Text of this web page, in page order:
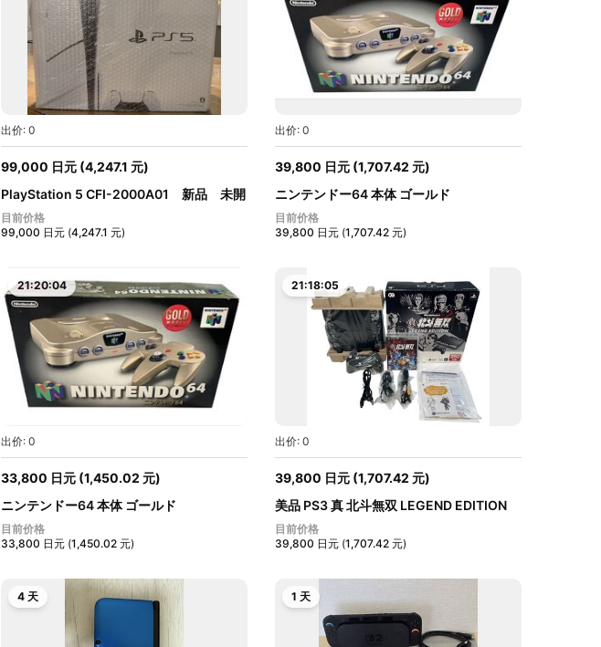
出价: 0
99,000 日元 (4,247.1 元)
PlayStation 5 CFI-2000A01 新品 未開
封...
目前价格
99,000 日元 (4,247.1 元)
出价: 0
39,800 日元 (1,707.42 元)
ニンテンドー64 本体 ゴールド
NINTENDO64...
目前价格
39,800 日元 (1,707.42 元)
21:20:03
出价: 0
33,800 日元 (1,450.02 元)
ニンテンドー64 本体 ゴールド
NINTENDO64...
目前价格
33,800 日元 (1,450.02 元)
21:18:04
出价: 0
39,800 日元 (1,707.42 元)
美品 PS3 真 北斗無双 LEGEND EDITION
Play...
目前价格
39,800 日元 (1,707.42 元)
4 天 1 天